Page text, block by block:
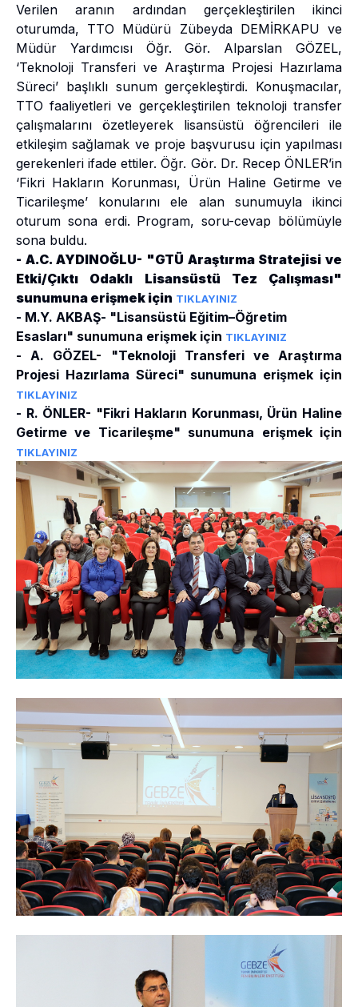
Verilen aranın ardından gerçekleştirilen ikinci
oturumda, TTO Müdürü Zübeyda DEMİRKAPU ve
Müdür Yardımcısı Öğr. Gör. Alparslan GÖZEL,
‘Teknoloji Transferi ve Araştırma Projesi Hazırlama
Süreci’ başlıklı sunum gerçekleştirdi. Konuşmacılar,
TTO faaliyetleri ve gerçekleştirilen teknoloji transfer
çalışmalarını özetleyerek lisansüstü öğrencileri ile
etkileşim sağlamak ve proje başvurusu için yapılması
gerekenleri ifade ettiler. Öğr. Gör. Dr. Recep ÖNLER’in
‘Fikri Hakların Korunması, Ürün Haline Getirme ve
Ticarileşme’ konularını ele alan sunumuyla ikinci
oturum sona erdi. Program, soru-cevap bölümüyle
sona buldu.
- A.C. AYDINOĞLU- "GTÜ Araştırma Stratejisi ve
Etki/Çıktı Odaklı Lisansüstü Tez Çalışması"
sunumuna erişmek için TIKLAYINIZ
- M.Y. AKBAŞ- "Lisansüstü Eğitim–Öğretim
Esasları" sunumuna erişmek için TIKLAYINIZ
- A. GÖZEL- "Teknoloji Transferi ve Araştırma
Projesi Hazırlama Süreci" sunumuna erişmek için
TIKLAYINIZ
- R. ÖNLER- "Fikri Hakların Korunması, Ürün Haline
Getirme ve Ticarileşme" sunumuna erişmek için
TIKLAYINIZ